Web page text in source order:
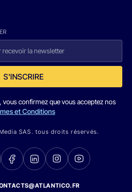
S'INSCRIRE
vous confirmez que vous acceptez nos
et Conditions
SAS. tous droits réservés.